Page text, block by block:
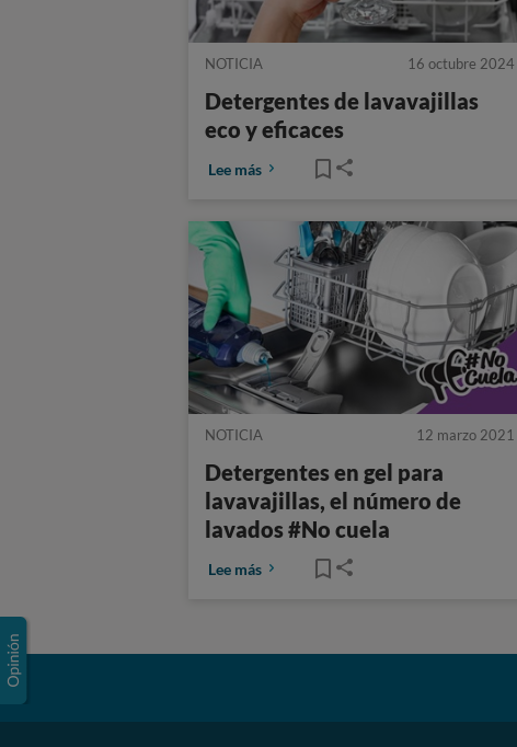
NOTICIA 16 octubre 2024
Detergentes de lavavajillas
eco y eficaces
Lee más
NOTICIA 12 marzo 2021
Detergentes en gel para
lavavajillas, el número de
lavados #No cuela
Lee más